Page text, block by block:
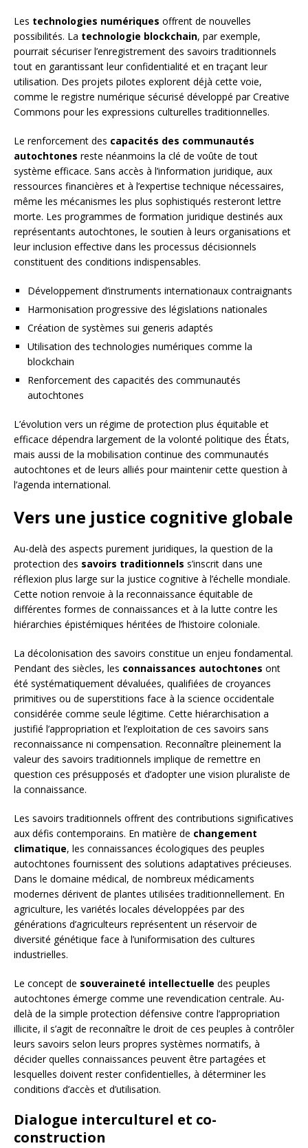
Les technologies numériques offrent de nouvelles
possibilités. La technologie blockchain, par exemple,
pourrait sécuriser l’enregistrement des savoirs traditionnels
tout en garantissant leur confidentialité et en traçant leur
utilisation. Des projets pilotes explorent déjà cette voie,
comme le registre numérique sécurisé développé par Creative
Commons pour les expressions culturelles traditionnelles.
Le renforcement des capacités des communautés
autochtones reste néanmoins la clé de voûte de tout
système efficace. Sans accès à l’information juridique, aux
ressources financières et à l’expertise technique nécessaires,
même les mécanismes les plus sophistiqués resteront lettre
morte. Les programmes de formation juridique destinés aux
représentants autochtones, le soutien à leurs organisations et
leur inclusion effective dans les processus décisionnels
constituent des conditions indispensables.
Développement d’instruments internationaux contraignants
Harmonisation progressive des législations nationales
Création de systèmes sui generis adaptés
Utilisation des technologies numériques comme la
blockchain
Renforcement des capacités des communautés
autochtones
L’évolution vers un régime de protection plus équitable et
efficace dépendra largement de la volonté politique des États,
mais aussi de la mobilisation continue des communautés
autochtones et de leurs alliés pour maintenir cette question à
l’agenda international.
Vers une justice cognitive globale
Au-delà des aspects purement juridiques, la question de la
protection des savoirs traditionnels s’inscrit dans une
réflexion plus large sur la justice cognitive à l’échelle mondiale.
Cette notion renvoie à la reconnaissance équitable de
différentes formes de connaissances et à la lutte contre les
hiérarchies épistémiques héritées de l’histoire coloniale.
La décolonisation des savoirs constitue un enjeu fondamental.
Pendant des siècles, les connaissances autochtones ont
été systématiquement dévaluées, qualifiées de croyances
primitives ou de superstitions face à la science occidentale
considérée comme seule légitime. Cette hiérarchisation a
justifié l’appropriation et l’exploitation de ces savoirs sans
reconnaissance ni compensation. Reconnaître pleinement la
valeur des savoirs traditionnels implique de remettre en
question ces présupposés et d’adopter une vision pluraliste de
la connaissance.
Les savoirs traditionnels offrent des contributions significatives
aux défis contemporains. En matière de changement
climatique, les connaissances écologiques des peuples
autochtones fournissent des solutions adaptatives précieuses.
Dans le domaine médical, de nombreux médicaments
modernes dérivent de plantes utilisées traditionnellement. En
agriculture, les variétés locales développées par des
générations d’agriculteurs représentent un réservoir de
diversité génétique face à l’uniformisation des cultures
industrielles.
Le concept de souveraineté intellectuelle des peuples
autochtones émerge comme une revendication centrale. Au-
delà de la simple protection défensive contre l’appropriation
illicite, il s’agit de reconnaître le droit de ces peuples à contrôler
leurs savoirs selon leurs propres systèmes normatifs, à
décider quelles connaissances peuvent être partagées et
lesquelles doivent rester confidentielles, à déterminer les
conditions d’accès et d’utilisation.
Dialogue interculturel et co-
construction